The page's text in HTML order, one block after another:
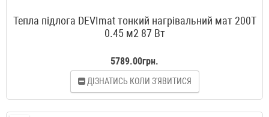
Тепла підлога DEVImat тонкий нагрівальний мат 200T
0.45 м2 87 Вт
5789.00грн.
ДІЗНАТИСЬ КОЛИ З'ЯВИТИСЯ